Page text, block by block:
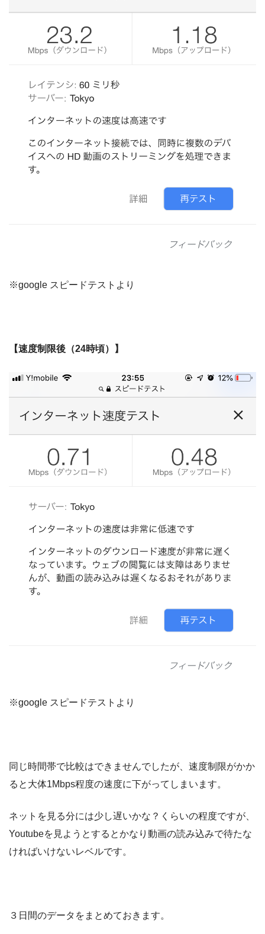
※google スピードテストより
【速度制限後（24時頃）】
※google スピードテストより
同じ時間帯で比較はできませんでしたが、速度制限がかか
ると大体1Mbps程度の速度に下がってしまいます。
ネットを見る分には少し遅いかな？くらいの程度ですが、
Youtubeを見ようとするとかなり動画の読み込みで待たな
ければいけないレベルです。
３日間のデータをまとめておきます。